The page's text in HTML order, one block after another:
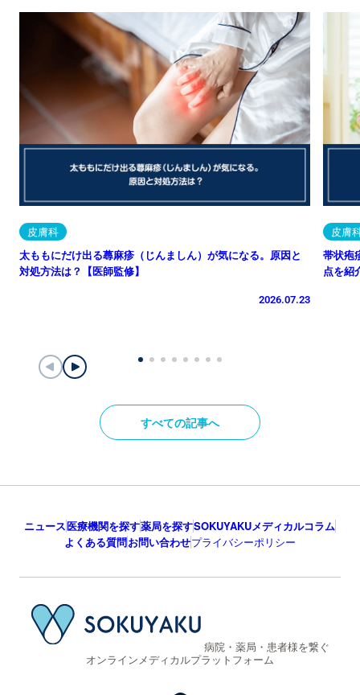
皮膚科
太ももにだけ出る蕁麻疹（じんましん）が気になる。原因と
対処方法は？【医師監修】
2026.07.23
皮膚
帯状疱
点を紹
すべての記事へ
ニュース医療機関を探す薬局を探すSOKUYAKUメディカルコラム
よくある質問お問い合わせプライバシーポリシー
病院・薬局・患者様を繋ぐ
オンラインメディカルプラットフォーム